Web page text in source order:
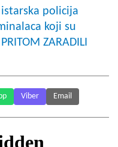
policija
koji su
ZARADILI
Viber Email